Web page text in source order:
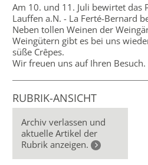
Am 10. und 11. Juli bewirtet das
Lauffen a.N. - La Ferté-Bernard
Neben tollen Weinen der
Weingütern gibt es bei uns
süße Crêpes.
Wir freuen uns auf Ihren Besuch.
RUBRIK-ANSICHT
Archiv verlassen und
aktuelle Artikel der
Rubrik anzeigen.